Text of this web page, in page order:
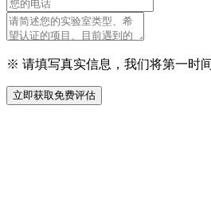
※ 请填写真实信息，我们将第一时
立即获取免费评估